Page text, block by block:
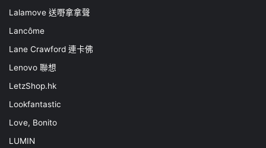
Lalamove 送嘢拿拿聲
Lancôme
Lane Crawford 連卡佛
Lenovo 聯想
LetzShop.hk
Lookfantastic
Love, Bonito
LUMIN